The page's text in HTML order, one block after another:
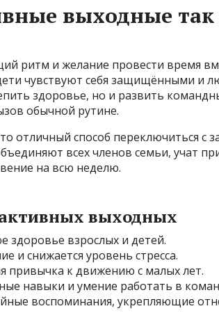
выходные
ритм и желание провести время
чувствуют себя защищёнными и
здоровье, но и развить
обычной рутине.
отличный способ переключиться с
всех членов семьи, учат
на всю неделю.
выходных
здоровье взрослых и детей.
и снижается уровень стресса.
привычка к движению с малых лет.
навыки и умение работать в
воспоминания, укрепляющие